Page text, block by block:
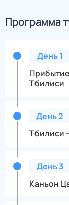
Программа
День1
Тбилиси
День2
Тбилиси
День3
Каньон